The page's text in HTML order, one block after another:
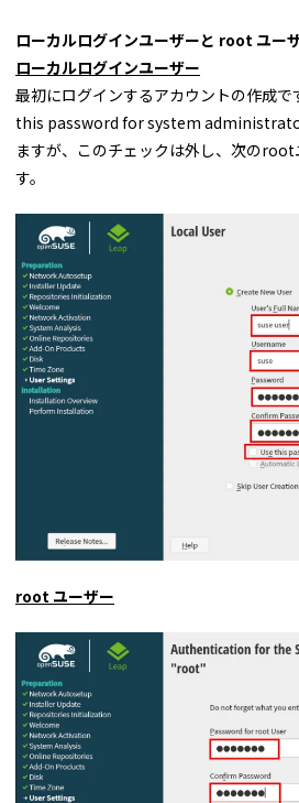
ローカルログインユーザーと root ユー
ローカルログインユーザー
最初にログインするアカウントの作成
this password for system
ますが、このチェックは外し、次の
す。
root ユーザー